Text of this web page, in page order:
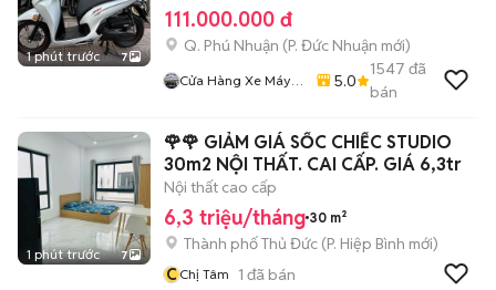
1 phút trước 7
111.000.000 đ
Q. Phú Nhuận (P. Đức Nhuận mới)
Cửa Hàng Xe Máy
5.0
1547 đã
bán
1 phút trước 7
🌹🌹 GIẢM GIÁ SỐC CHIẾC STUDIO
30m2 NỘI THẤT. CAI CẤP. GIÁ 6,3tr
Nội thất cao cấp
6,3 triệu/tháng 30 m²
Thành phố Thủ Đức (P. Hiệp Bình mới)
CChị Tâm 1 đã bán